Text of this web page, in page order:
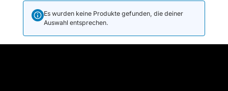
Es wurden keine Produkte gefunden, die deiner
Auswahl entsprechen.